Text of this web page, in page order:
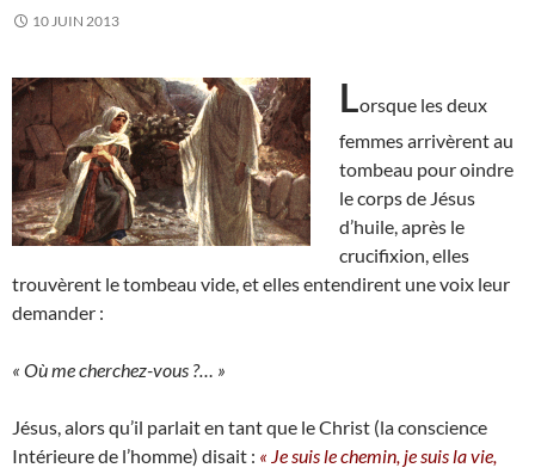
10 JUIN 2013
Lorsque les deux
femmes arrivèrent au
tombeau pour oindre
le corps de Jésus
d’huile, après le
crucifixion, elles
trouvèrent le tombeau vide, et elles entendirent une voix leur
demander :
« Où me cherchez-vous ?… »
Jésus, alors qu’il parlait en tant que le Christ (la conscience
Intérieure de l’homme) disait : « Je suis le chemin, je suis la vie,